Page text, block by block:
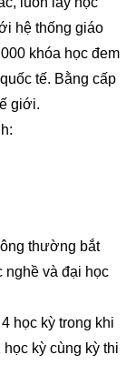
hệ thống giáo
khóa học đem
tế. Bằng cấp
giới.
thường bắt
nghề và đại học
học kỳ trong khi
kỳ cùng kỳ thi